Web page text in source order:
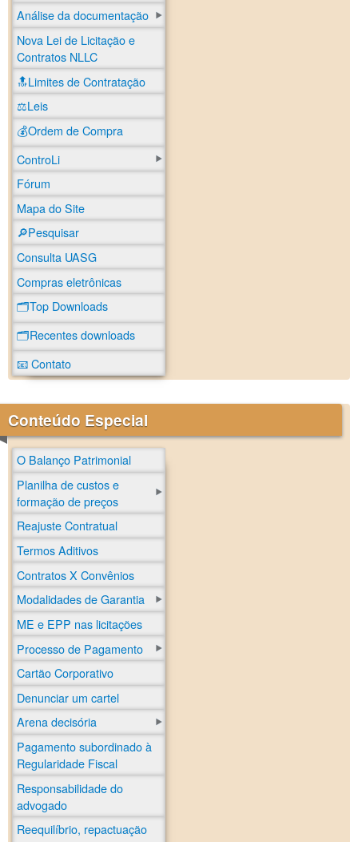
Análise da documentação
Nova Lei de Licitação e
Contratos NLLC
🔝Limites de Contratação
⚖️Leis
💰Ordem de Compra
ControLi
Fórum
Mapa do Site
🔎Pesquisar
Consulta UASG
Compras eletrônicas
🗂️Top Downloads
🗂️Recentes downloads
📧 Contato
Conteúdo Especial
O Balanço Patrimonial
Planilha de custos e
formação de preços
Reajuste Contratual
Termos Aditivos
Contratos X Convênios
Modalidades de Garantia
ME e EPP nas licitações
Processo de Pagamento
Cartão Corporativo
Denunciar um cartel
Arena decisória
Pagamento subordinado à
Regularidade Fiscal
Responsabilidade do
advogado
Reequilíbrio, repactuação